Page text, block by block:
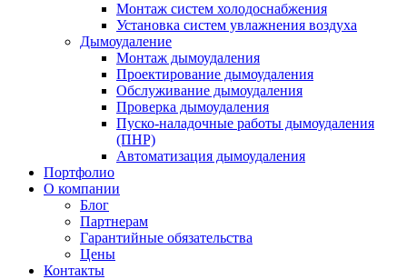
Монтаж систем холодоснабжения
Установка систем увлажнения воздуха
Дымоудаление
Монтаж дымоудаления
Проектирование дымоудаления
Обслуживание дымоудаления
Проверка дымоудаления
Пуско-наладочные работы дымоудаления
(ПНР)
Автоматизация дымоудаления
Портфолио
О компании
Блог
Партнерам
Гарантийные обязательства
Цены
Контакты